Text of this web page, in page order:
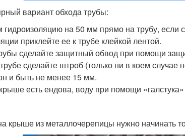
вариант обхода трубы:
на 50 мм прямо на трубу, если
приклейте ее к трубе клейкой лентой.
сделайте защитный обвод при помощи
сделайте штроб (только ни в коем
и быть не менее 15 мм.
есть ендова, воду при помощи «галстука»
крыше из металлочерепицы нужно начинать